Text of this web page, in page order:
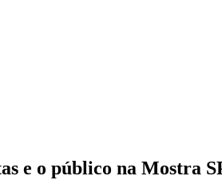
e o público na Mostra